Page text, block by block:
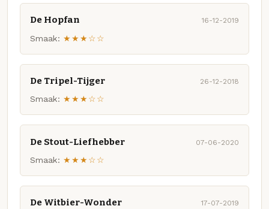
De Hopfan 16-12-2019
Smaak: ★★★☆☆
De Tripel-Tijger 26-12-2018
Smaak: ★★★☆☆
De Stout-Liefhebber 07-06-2020
Smaak: ★★★☆☆
De Witbier-Wonder 17-07-2019